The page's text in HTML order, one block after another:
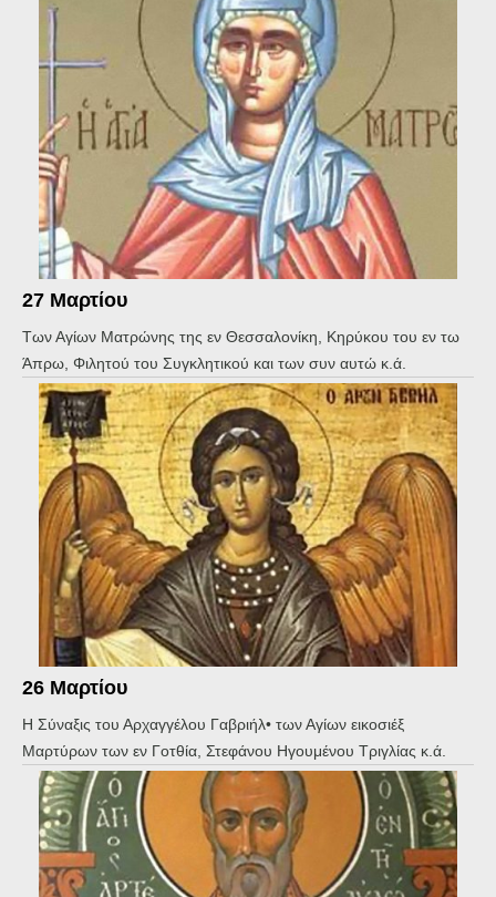
27 Μαρτίου
Των Αγίων Ματρώνης της εν Θεσσαλονίκη, Κηρύκου του εν τω
Άπρω, Φιλητού του Συγκλητικού και των συν αυτώ κ.ά.
26 Μαρτίου
Η Σύναξις του Αρχαγγέλου Γαβριήλ• των Αγίων εικοσιέξ
Μαρτύρων των εν Γοτθία, Στεφάνου Ηγουμένου Τριγλίας κ.ά.